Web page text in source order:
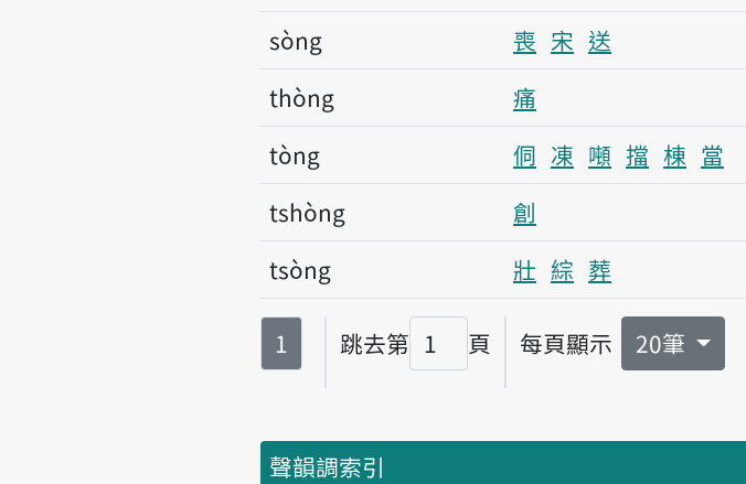
sòng
喪 宋 送
thòng
痛
tòng
侗 凍 噸 擋 棟 當
tshòng
創
tsòng
壯 綜 葬
第
1 跳去第
頁碼
頁 每頁顯示 20筆
聲韻調索引